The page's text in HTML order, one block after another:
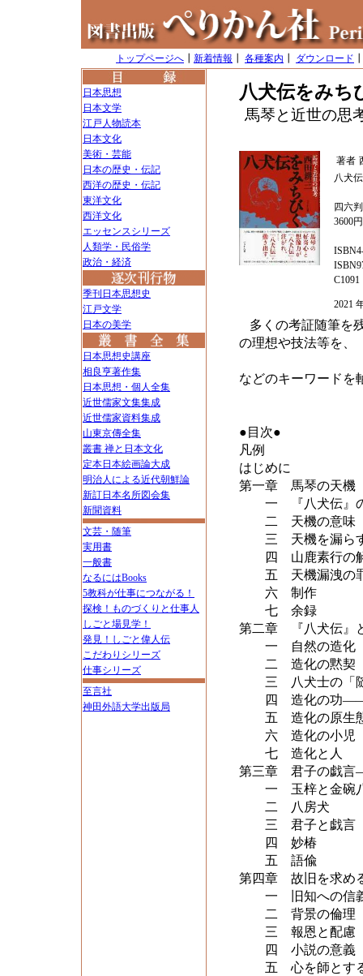
トップページへ 新着情報 各種案内 ダウンロード
日本思想
日本文学
江戸人物読本
日本文化
美術・芸能
日本の歴史・伝記
西洋の歴史・伝記
東洋文化
西洋文化
エッセンスシリーズ
人類学・民俗学
政治・経済
季刊日本思想史
江戸文学
日本の美学
日本思想史講座
相良亨著作集
日本思想・個人全集
近世儒家文集集成
近世儒家資料集成
山東京傳全集
叢書 禅と日本文化
定本日本絵画論大成
明治人による近代朝鮮論
新訂日本名所図会集
新聞資料
文芸・随筆
実用書
一般書
なるにはBooks
5教科が仕事につながる！
探検！ものづくりと仕事人
しごと場見学！
発見！しごと偉人伝
こだわりシリーズ
仕事シリーズ
至言社
神田外語大学出版局
八犬伝をみち
馬琴と近世の思
著者
八犬
四六
3600
C1091
2021
多くの考証随筆を
の理想や技法等を、
などのキーワードを
●目次●
凡例
はじめに
第一章 馬琴の天機
一 『八犬伝』
二 天機の意味
三 天機を漏ら
四 山鹿素行の
五 天機漏洩の
六 制作
七 余録
第二章 『八犬伝』
一 自然の造化
二 造化の黙契
三 八犬士の「
四 造化の功――
五 造化の原生
六 造化の小児
七 造化と人
第三章 君子の戯言
一 玉梓と金碗
二 八房犬
三 君子と戯言
四 妙椿
五 語偸
第四章 故旧を求め
一 旧知への信
二 背景の倫理
三 報恩と配慮
四 小説の意義
五 心を師とす